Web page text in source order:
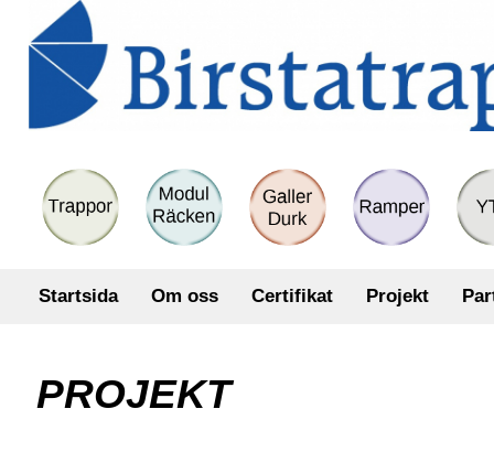
Startsida Om oss Certifikat Projekt
PROJEKT